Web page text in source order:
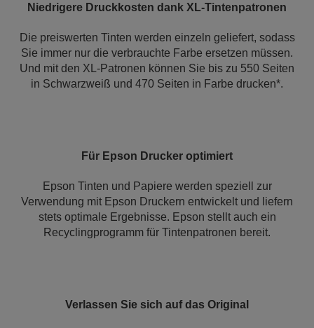
Niedrigere Druckkosten dank XL-Tintenpatronen
Die preiswerten Tinten werden einzeln geliefert, sodass
Sie immer nur die verbrauchte Farbe ersetzen müssen.
Und mit den XL-Patronen können Sie bis zu 550 Seiten
in Schwarzweiß und 470 Seiten in Farbe drucken*.
Für Epson Drucker optimiert
Epson Tinten und Papiere werden speziell zur
Verwendung mit Epson Druckern entwickelt und liefern
stets optimale Ergebnisse. Epson stellt auch ein
Recyclingprogramm für Tintenpatronen bereit.
Verlassen Sie sich auf das Original